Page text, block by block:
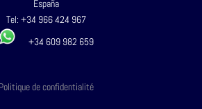
España
Tel: +34 966 424 967
+34 609 982 659
Politique de confidentialité